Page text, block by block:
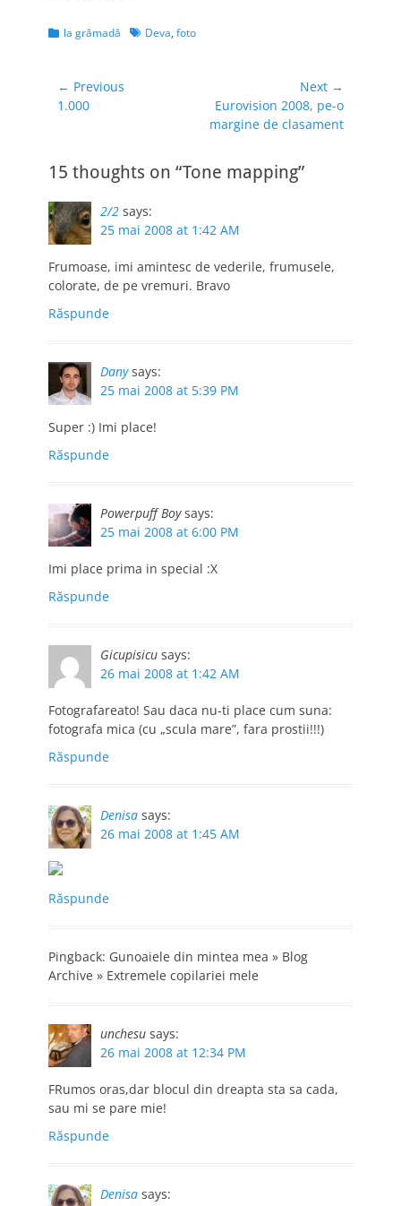
întâmplat? La
Pizzeria Junior din
cu un suc expirat şi,
când i-a semnalat
acest fapt…
Categories
la grămadă TagsDeva, foto
Navigare
în
← Previous
Previous
1.000
Next →
Next
post:
Eurovision 2008, pe-o
margine de clasament
15 thoughts on “Tone mapping”
2/2 says:
25 mai 2008 at 1:42 AM
Frumoase, imi amintesc de vederile, frumusele,
colorate, de pe vremuri. Bravo
Răspunde
Dany says:
25 mai 2008 at 5:39 PM
Super :) Imi place!
Răspunde
Powerpuff Boy says:
25 mai 2008 at 6:00 PM
Imi place prima in special :X
Răspunde
Gicupisicu says:
26 mai 2008 at 1:42 AM
Fotografareato! Sau daca nu-ti place cum suna:
fotografa mica (cu „scula mare”, fara prostii!!!)
Răspunde
Denisa says:
26 mai 2008 at 1:45 AM
Răspunde
Pingback: Gunoaiele din mintea mea » Blog
Archive » Extremele copilariei mele
unchesu says:
26 mai 2008 at 12:34 PM
FRumos oras,dar blocul din dreapta sta sa cada,
sau mi se pare mie!
Răspunde
Denisa says: